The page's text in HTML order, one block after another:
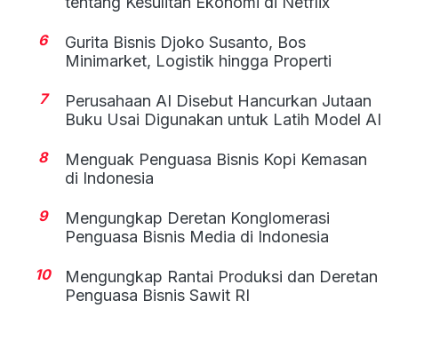
6
Gurita Bisnis Djoko Susanto, Bos
Minimarket, Logistik hingga Properti
7
Perusahaan AI Disebut Hancurkan Jutaan
Buku Usai Digunakan untuk Latih Model AI
8
Menguak Penguasa Bisnis Kopi Kemasan
di Indonesia
9
Mengungkap Deretan Konglomerasi
Penguasa Bisnis Media di Indonesia
10
Mengungkap Rantai Produksi dan Deretan
Penguasa Bisnis Sawit RI